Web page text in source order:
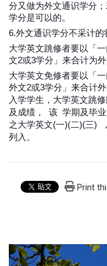
分又做为外文通识学分
学分是可以的。
6.外文通识学分不采计的
大学英文跳修者要以「
文2或3学分」来合计为外
大学英文免修者要以「
外文2或3学分」来合计外
入学学生，大学英文跳
及成绩，
该 学期及毕业
之大学英文(一)(二)(三)
，
列入。
Print